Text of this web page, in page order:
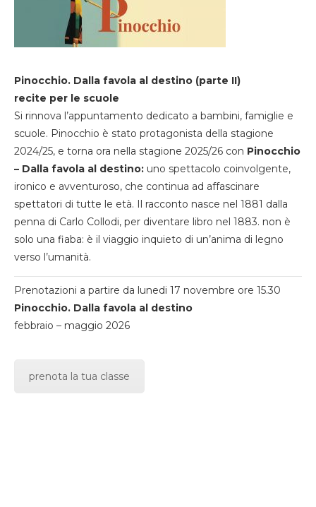
Pinocchio. Dalla favola al destino (parte II)
recite per le scuole
Si rinnova l’appuntamento dedicato a bambini, famiglie e
scuole. Pinocchio è stato protagonista della stagione
2024/25, e torna ora nella stagione 2025/26 con Pinocchio
– Dalla favola al destino: uno spettacolo coinvolgente,
ironico e avventuroso, che continua ad affascinare
spettatori di tutte le età. Il racconto nasce nel 1881 dalla
penna di Carlo Collodi, per diventare libro nel 1883. non è
solo una fiaba: è il viaggio inquieto di un’anima di legno
verso l’umanità.
Prenotazioni a partire da lunedi 17 novembre ore 15.30
Pinocchio. Dalla favola al destino
febbraio – maggio 2026
prenota la tua classe